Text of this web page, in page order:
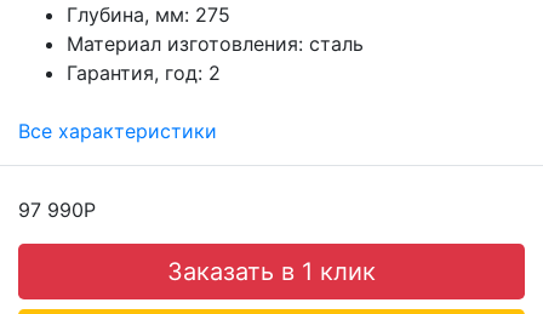
Глубина, мм: 275
Материал изготовления: сталь
Гарантия, год: 2
Все характеристики
97 990Р
Заказать в 1 клик